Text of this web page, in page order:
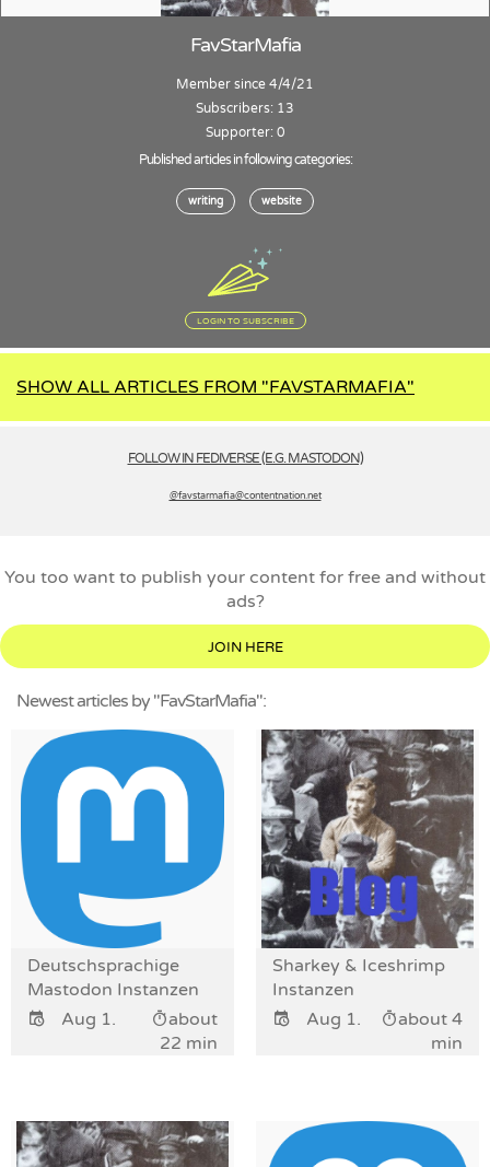
FavStarMafia
Member since 4/4/21
Subscribers: 13
Supporter: 0
Published articles in following categories:
writing website
LOGIN TO SUBSCRIBE
SHOW ALL ARTICLES FROM "FAVSTARMAFIA"
FOLLOW IN FEDIVERSE (E.G. MASTODON)
@favstarmafia­@contentnation.net
Newest articles by "FavStarMafia":
Deutschsprachige
Mastodon Instanzen
Aug 1.
about
22 min
Sharkey & Iceshrimp
Instanzen
Aug 1.
about 4
min
You too want to publish your content for free and without
ads?
JOIN HERE